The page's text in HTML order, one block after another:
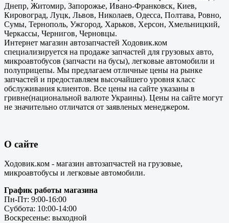
Днепр, Житомир, Запорожье, Ивано-Франковск, Киев,
Кировоград, Луцк, Львов, Николаев, Одесса, Полтава, Ровно,
Сумы, Тернополь, Ужгород, Харьков, Херсон, Хмельницкий,
Черкассы, Чернигов, Черновцы.
Интернет магазин автозапчастей Ходовик.ком
специализируется на продаже запчастей для грузовых авто,
микроавтобусов (запчасти на бусы), легковые автомобили и
полуприцепы. Мы предлагаем отличные цены на рынке
запчастей и предоставляем высочайшего уровня класс
обслуживания клиентов. Все цены на сайте указаны в
гривне(национальной валюте Украины). Цены на сайте могут
не значительно отличатся от заявленых менеджером.
О сайте
Ходовик.ком - магазин автозапчастей на грузовые,
микроавтобусы и легковые автомобили.
График работы магазина
Пн-Пт: 9:00-16:00
Суббота: 10:00-14:00
Воскресенье: выходной